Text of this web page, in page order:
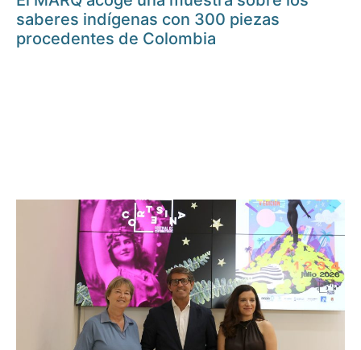
saberes indígenas con 300 piezas
procedentes de Colombia